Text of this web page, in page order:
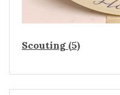
Scouting (5)